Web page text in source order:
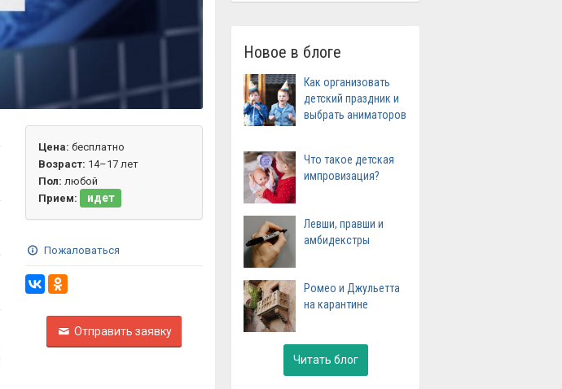
Цена: бесплатно
Возраст: 14–17 лет
Пол: любой
Прием:
идет
Пожаловаться
Отправить заявку
Новое в блоге
Как организовать
детский праздник и
выбрать аниматоров
Что такое детская
импровизация?
Левши, правши и
амбидекстры
Ромео и Джульетта
на карантине
Читать блог